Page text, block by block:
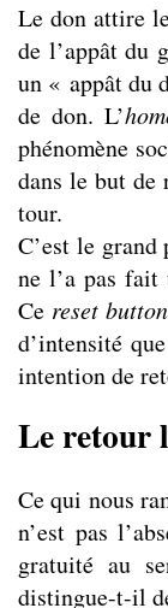
Le don attire
de l’appât du
un « appât du
de don. L’
phénomène
dans le but de
tour.
C’est le
ne l’a pas
Ce reset button
d’intensité
intention de
Le retour
Ce qui nous
n’est pas
gratuité au
distingue-t-il